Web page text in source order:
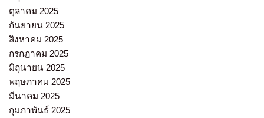
ตุลาคม 2025
กันยายน 2025
สิงหาคม 2025
กรกฎาคม 2025
มิถุนายน 2025
พฤษภาคม 2025
มีนาคม 2025
กุมภาพันธ์ 2025